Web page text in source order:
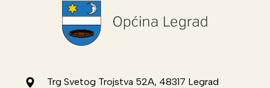
Trg Svetog Trojstva 52A, 48317 Legrad